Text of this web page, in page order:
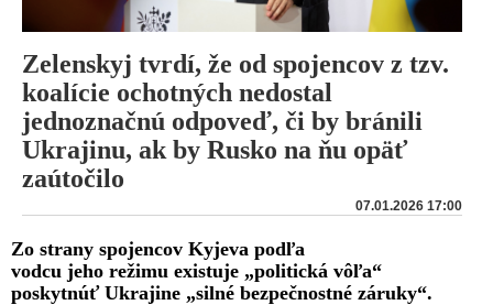
Zelenskyj tvrdí, že od spojencov z tzv.
koalície ochotných nedostal
jednoznačnú odpoveď, či by bránili
Ukrajinu, ak by Rusko na ňu opäť
zaútočilo
07.01.2026 17:00
Zo strany spojencov Kyjeva podľa
vodcu jeho režimu existuje „politická vôľa“
poskytnúť Ukrajine „silné bezpečnostné záruky“.